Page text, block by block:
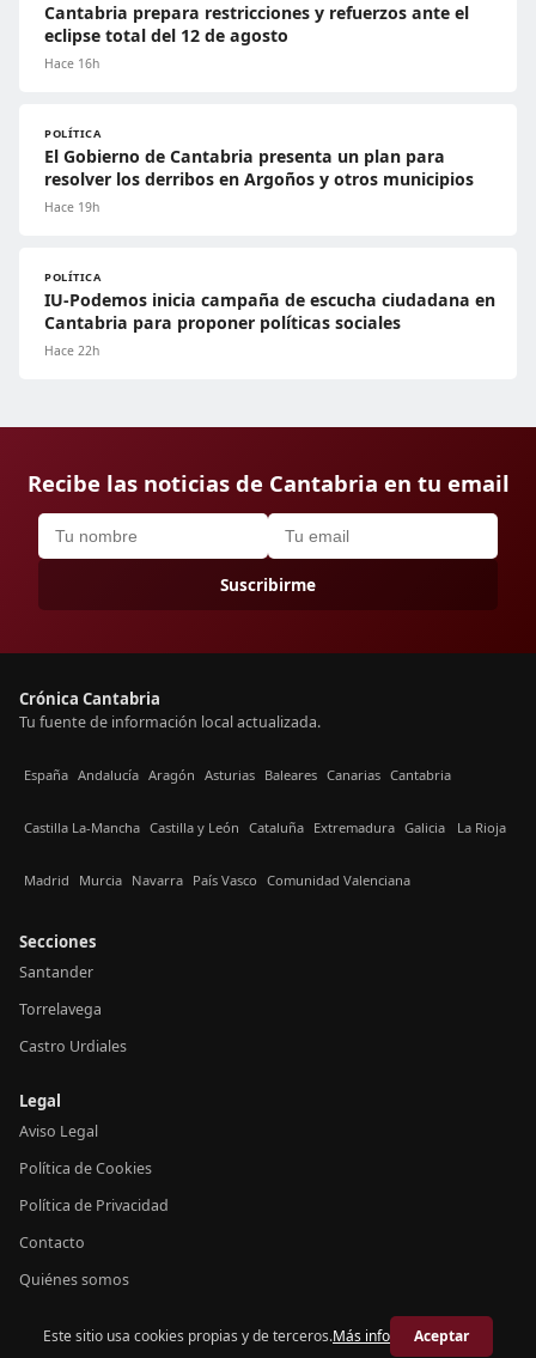
Cantabria prepara restricciones y refuerzos ante el
eclipse total del 12 de agosto
Hace 16h
POLÍTICA
El Gobierno de Cantabria presenta un plan para
resolver los derribos en Argoños y otros municipios
Hace 19h
POLÍTICA
IU-Podemos inicia campaña de escucha ciudadana en
Cantabria para proponer políticas sociales
Hace 22h
Recibe las noticias de Cantabria en tu email
Suscribirme
Crónica Cantabria
Tu fuente de información local actualizada.
España Andalucía Aragón Asturias Baleares Canarias Cantabria
Castilla La-Mancha Castilla y León Cataluña Extremadura Galicia La Rioja
Madrid Murcia Navarra País Vasco Comunidad Valenciana
Secciones
Santander
Torrelavega
Castro Urdiales
Legal
Aviso Legal
Política de Cookies
Política de Privacidad
Contacto
Quiénes somos
© 2026 Crónica Cantabria
Este sitio usa cookies propias y de terceros.Más info Aceptar